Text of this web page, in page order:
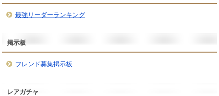
最強リーダーランキング
掲示板
フレンド募集掲示板
レアガチャ